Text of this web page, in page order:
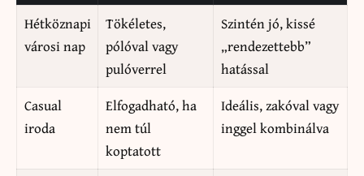
Hétköznapi
városi nap
Tökéletes,
pólóval vagy
pulóverrel
Szintén jó, kissé
„rendezettebb”
hatással
Casual
iroda
Elfogadható, ha
nem túl
koptatott
Ideális, zakóval vagy
inggel kombinálva